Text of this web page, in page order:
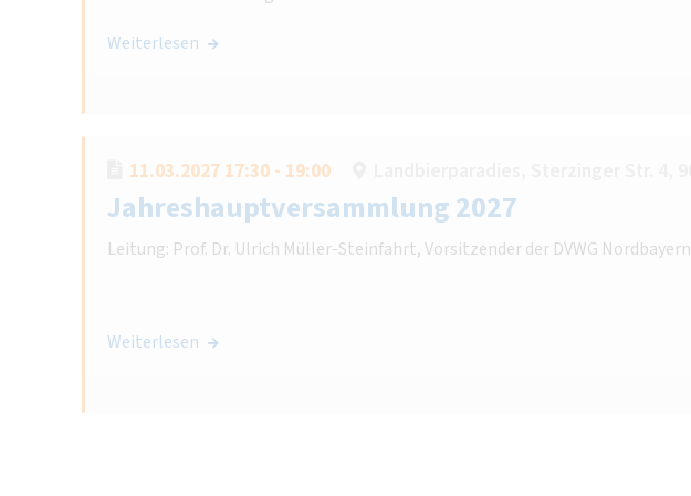
Weiterlesen
11.03.2027 17:30 - 19:00
Jahreshauptversammlung 2027
Leitung: Prof. Dr. Ulrich Müller-Steinfahrt, Vorsitzender der DVWG Nordbayern
Weiterlesen